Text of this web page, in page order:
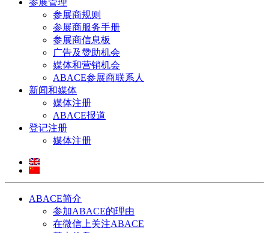
参展管理
参展商规则
参展商服务手册
参展商信息板
广告及赞助机会
媒体和营销机会
ABACE参展商联系人
新闻和媒体
媒体注册
ABACE报道
登记注册
媒体注册
ABACE简介
参加ABACE的理由
在微信上关注ABACE